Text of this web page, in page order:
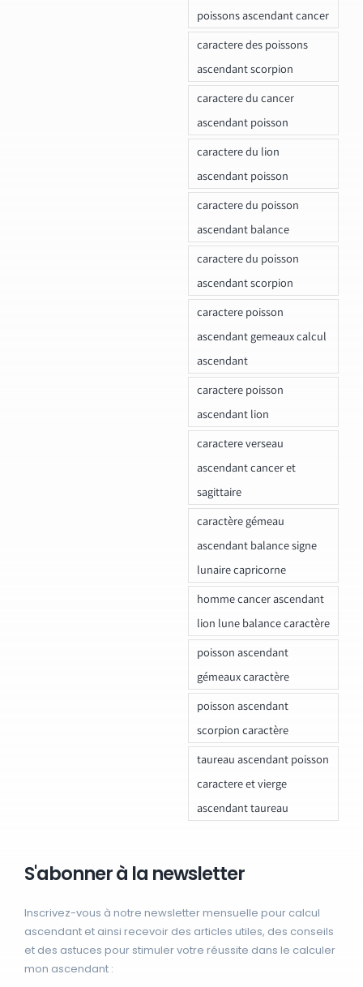
poissons ascendant cancer
caractere des poissons
ascendant scorpion
caractere du cancer
ascendant poisson
caractere du lion
ascendant poisson
caractere du poisson
ascendant balance
caractere du poisson
ascendant scorpion
caractere poisson
ascendant gemeaux calcul
ascendant
caractere poisson
ascendant lion
caractere verseau
ascendant cancer et
sagittaire
caractère gémeau
ascendant balance signe
lunaire capricorne
homme cancer ascendant
lion lune balance caractère
poisson ascendant
gémeaux caractère
poisson ascendant
scorpion caractère
taureau ascendant poisson
caractere et vierge
ascendant taureau
S'abonner à la newsletter
Inscrivez-vous à notre newsletter mensuelle pour calcul
ascendant et ainsi recevoir des articles utiles, des conseils
et des astuces pour stimuler votre réussite dans le calculer
mon ascendant :